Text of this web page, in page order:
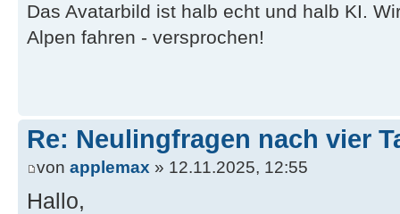
Das Avatarbild ist halb echt und halb KI.
Alpen fahren - versprochen!
Re: Neulingfragen nach vier
von applemax » 12.11.2025, 12:55
Hallo,